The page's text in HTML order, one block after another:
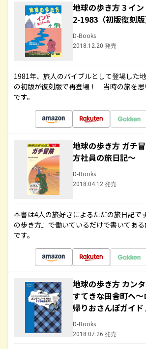
地球の歩き方 3 イ
2-1983（初版復刻版
D-Books
2018.12.20 発売
1981年、旅人のバイブルとして登場した
の初版が復刻版で再登場！ 当時の旅を
です。
地球の歩き方 ガチ
方社員の旅日記～
D-Books
2018.04.12 発売
本書は4人の旅好きによるただの旅日記で
の歩き方』で働いているだけで書いてあ
です。
地球の歩き方 カン
すてきな田舎町へ
帰りおさんぽガイ
D-Books
2018.07.26 発売